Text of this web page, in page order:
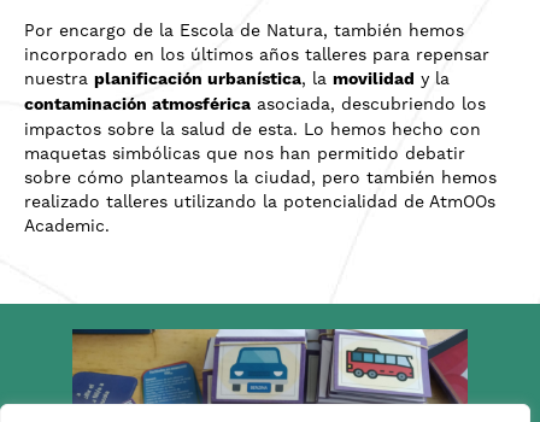
Por encargo de la Escola de Natura, también hemos
incorporado en los últimos años talleres para repensar
nuestra planificación urbanística, la movilidad y la
contaminación atmosférica asociada, descubriendo los
impactos sobre la salud de esta. Lo hemos hecho con
maquetas simbólicas que nos han permitido debatir
sobre cómo planteamos la ciudad, pero también hemos
realizado talleres utilizando la potencialidad de AtmOOs
Academic.